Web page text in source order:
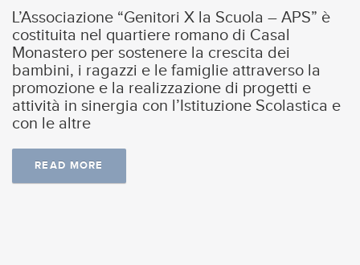
L’Associazione “Genitori X la Scuola – APS” è
costituita nel quartiere romano di Casal
Monastero per sostenere la crescita dei
bambini, i ragazzi e le famiglie attraverso la
promozione e la realizzazione di progetti e
attività in sinergia con l’Istituzione Scolastica e
con le altre
READ MORE